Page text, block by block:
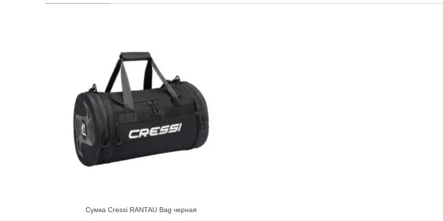
Сумка Cressi RANTAU Bag черная